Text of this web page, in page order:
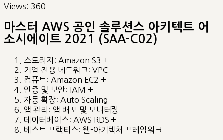
Views: 360
마스터 AWS 공인 솔루션스 아키텍트 어
소시에이트 2021 (SAA-C02)
스토리지: Amazon S3 +
기업 전용 네트워크: VPC
컴퓨트: Amazon EC2 +
인증 및 보안: IAM +
자동 확장: Auto Scaling
앱 관리: 앱 배포 및 모니터링
데이터베이스: AWS RDS +
베스트 프랙티스: 웰-아키텍처 프레임워크